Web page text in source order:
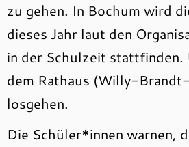
zu gehen. In Bochum wird
dieses Jahr laut den
in der Schulzeit stattfinden.
dem Rathaus (Willy-
losgehen.
Die Schüler*innen warnen,